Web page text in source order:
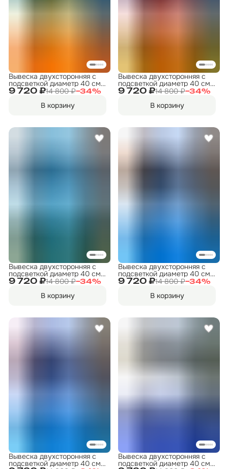
9 720 ₽14 800 ₽−34%
Вывеска двухсторонняя с
подсветкой диаметр 40 см.
"Прокат велосипедов" 2
В корзину
9 720 ₽14 800 ₽−34%
Вывеска двухсторонняя с
подсветкой диаметр 40 см.
"Прокат инструмента" 2
В корзину
9 720 ₽14 800 ₽−34%
Вывеска двухсторонняя с
подсветкой диаметр 40 см.
"Прокат коньков" 2
В корзину
9 720 ₽14 800 ₽−34%
Вывеска двухсторонняя с
подсветкой диаметр 40 см.
"Прокат" 2
В корзину
Вывеска двухсторонняя с
подсветкой диаметр 40 см.
Вывеска двухсторонняя с
подсветкой диаметр 40 см.